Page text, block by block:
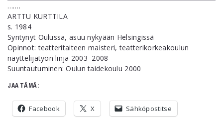
…….
ARTTU KURTTILA
s. 1984
Syntynyt Oulussa, asuu nykyään Helsingissä
Opinnot: teatteritaiteen maisteri, teatterikorkeakoulun
näyttelijätyön linja 2003–2008
Suuntautuminen: Oulun taidekoulu 2000
JAA TÄMÄ:
Facebook X Sähköpostitse